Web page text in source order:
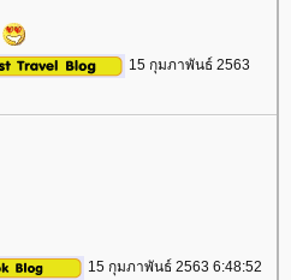
15 กุมภาพันธ์ 2563
15 กุมภาพันธ์ 2563 6:48:52